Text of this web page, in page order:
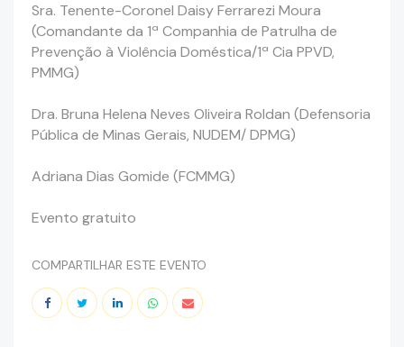
Sra. Tenente-Coronel Daisy Ferrarezi Moura
(Comandante da 1ª Companhia de Patrulha de
Prevenção à Violência Doméstica/1ª Cia PPVD,
PMMG)
Dra. Bruna Helena Neves Oliveira Roldan (Defensoria
Pública de Minas Gerais, NUDEM/ DPMG)
Adriana Dias Gomide (FCMMG)
Evento gratuito
COMPARTILHAR ESTE EVENTO